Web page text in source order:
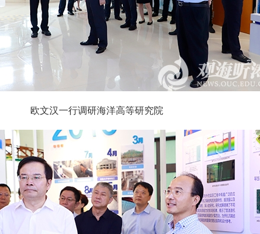
欧文汉一行调研海洋高等研究院